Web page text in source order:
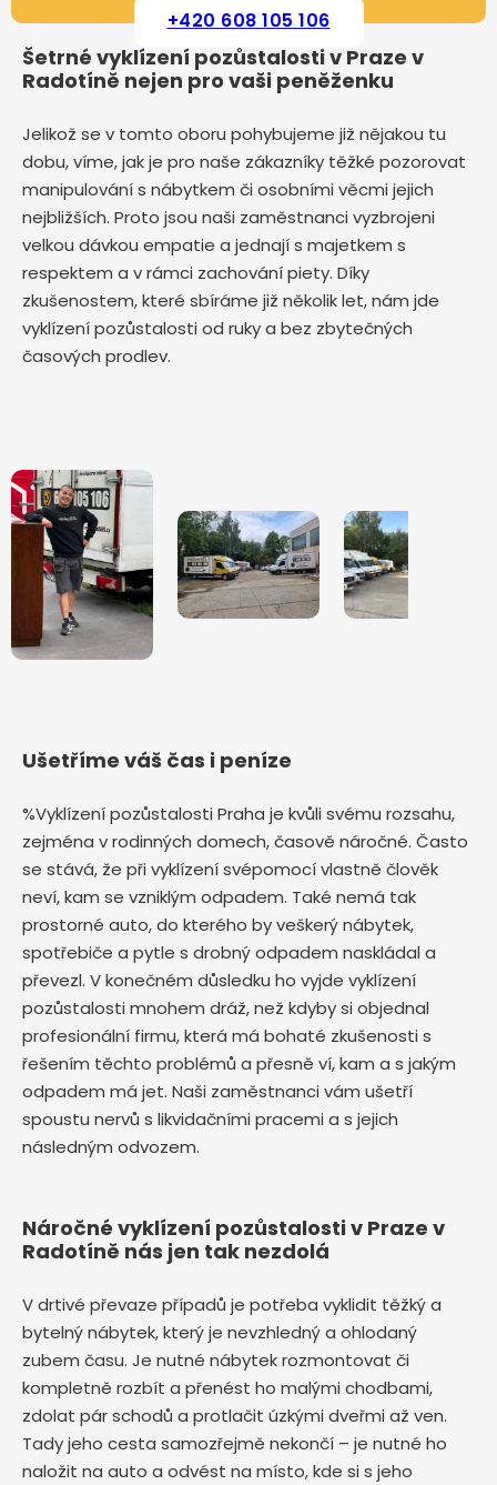
+420 608 105 106
Šetrné vyklízení pozůstalosti v Praze v
Radotíně nejen pro vaši peněženku
Jelikož se v tomto oboru pohybujeme již nějakou tu
dobu, víme, jak je pro naše zákazníky těžké pozorovat
manipulování s nábytkem či osobními věcmi jejich
nejbližších. Proto jsou naši zaměstnanci vyzbrojeni
velkou dávkou empatie a jednají s majetkem s
respektem a v rámci zachování piety. Díky
zkušenostem, které sbíráme již několik let, nám jde
vyklízení pozůstalosti od ruky a bez zbytečných
časových prodlev.
Ušetříme váš čas i peníze
%Vyklízení pozůstalosti Praha je kvůli svému rozsahu,
zejména v rodinných domech, časově náročné. Často
se stává, že při vyklízení svépomocí vlastně člověk
neví, kam se vzniklým odpadem. Také nemá tak
prostorné auto, do kterého by veškerý nábytek,
spotřebiče a pytle s drobný odpadem naskládal a
převezl. V konečném důsledku ho vyjde vyklízení
pozůstalosti mnohem dráž, než kdyby si objednal
profesionální firmu, která má bohaté zkušenosti s
řešením těchto problémů a přesně ví, kam a s jakým
odpadem má jet. Naši zaměstnanci vám ušetří
spoustu nervů s likvidačními pracemi a s jejich
následným odvozem.
Náročné vyklízení pozůstalosti v Praze v
Radotíně nás jen tak nezdolá
V drtivé převaze případů je potřeba vyklidit těžký a
bytelný nábytek, který je nevzhledný a ohlodaný
zubem času. Je nutné nábytek rozmontovat či
kompletně rozbít a přenést ho malými chodbami,
zdolat pár schodů a protlačit úzkými dveřmi až ven.
Tady jeho cesta samozřejmě nekončí – je nutné ho
naložit na auto a odvést na místo, kde si s jeho